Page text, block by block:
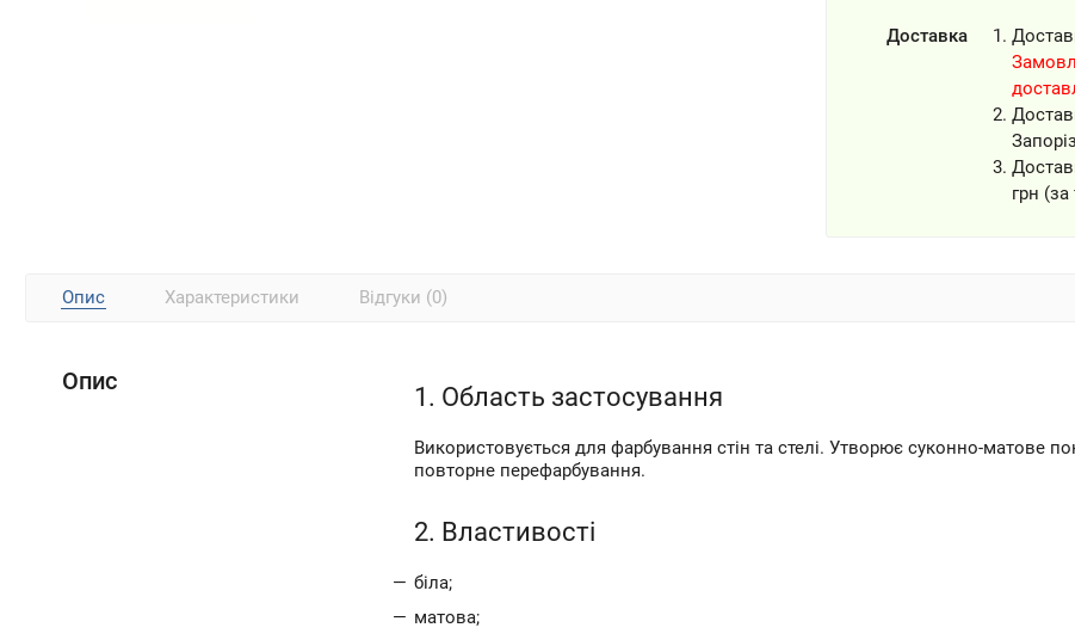
Доставка
грн
Опис Характеристики Відгуки (0)
Опис
1. Область застосування
Використовується для фарбування стін та стелі. Утворює суконно-матове
повторне перефарбування.
2. Властивості
біла;
матова;